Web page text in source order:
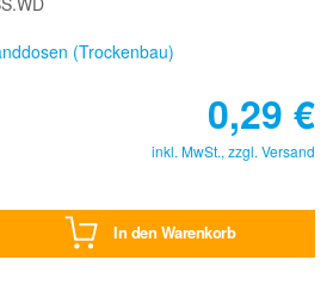
(Trockenbau)
0,29 €
inkl. MwSt., zzgl. Versand
In den Warenkorb